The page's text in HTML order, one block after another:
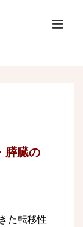
膵臓の
た転移性